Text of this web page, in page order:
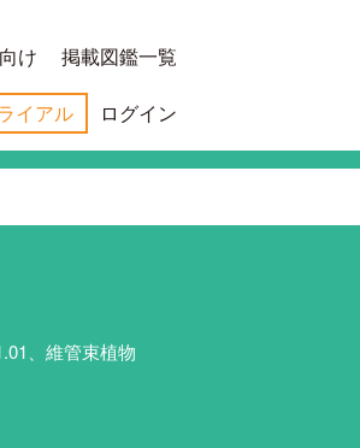
け 掲載図鑑一覧
イアル ログイン
、維管束植物